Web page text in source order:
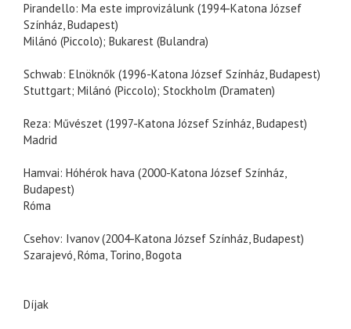
Pirandello: Ma este improvizálunk (1994-Katona József
Színház, Budapest)
Milánó (Piccolo); Bukarest (Bulandra)
Schwab: Elnöknők (1996-Katona József Színház, Budapest)
Stuttgart; Milánó (Piccolo); Stockholm (Dramaten)
Reza: Művészet (1997-Katona József Színház, Budapest)
Madrid
Hamvai: Hóhérok hava (2000-Katona József Színház,
Budapest)
Róma
Csehov: Ivanov (2004-Katona József Színház, Budapest)
Szarajevó, Róma, Torino, Bogota
Díjak